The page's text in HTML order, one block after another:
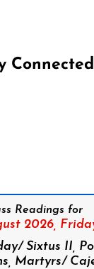
Connected
Readings for
2026,
Sixtus II,
Martyrs/